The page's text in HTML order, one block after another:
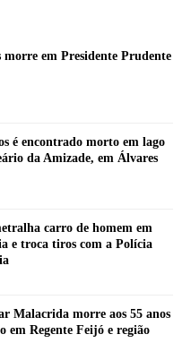
morre em Presidente Prudente
é encontrado morto em lago
da Amizade, em Álvares
carro de homem em
e troca tiros com a Polícia
Malacrida morre aos 55 anos
em Regente Feijó e região